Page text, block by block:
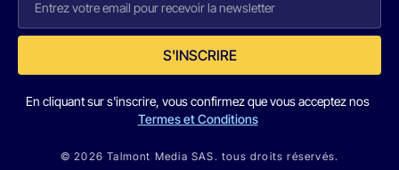
S'INSCRIRE
En cliquant sur s'inscrire, vous confirmez que vous acceptez nos
Termes et Conditions
© 2026 Talmont Media SAS. tous droits réservés.